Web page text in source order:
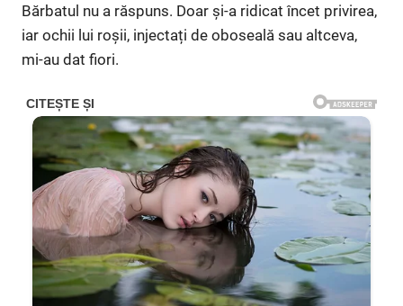
Bărbatul nu a răspuns. Doar și-a ridicat încet privirea,
iar ochii lui roșii, injectați de oboseală sau altceva,
mi-au dat fiori.